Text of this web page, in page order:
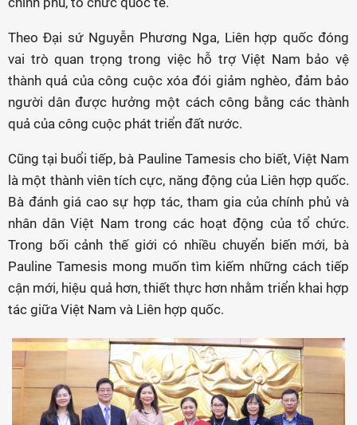
Theo Đại sứ Nguyễn Phương Nga, Liên hợp quốc đóng
vai trò quan trọng trong việc hỗ trợ Việt Nam bảo vệ
thành quả của công cuộc xóa đói giảm nghèo, đảm bảo
người dân được hưởng một cách công bằng các thành
quả của công cuộc phát triển đất nước.
Cũng tại buổi tiếp, bà Pauline Tamesis cho biết, Việt Nam
là một thành viên tích cực, năng động của Liên hợp quốc.
Bà đánh giá cao sự hợp tác, tham gia của chính phủ và
nhân dân Việt Nam trong các hoạt động của tổ chức.
Trong bối cảnh thế giới có nhiều chuyển biến mới, bà
Pauline Tamesis mong muốn tìm kiếm những cách tiếp
cận mới, hiệu quả hơn, thiết thực hơn nhằm triển khai hợp
tác giữa Việt Nam và Liên hợp quốc.